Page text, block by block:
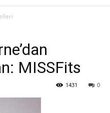
MISSFits
0
1431